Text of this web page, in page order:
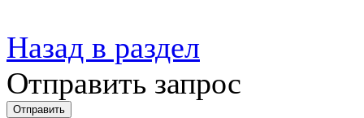
Назад в раздел
Отправить запрос